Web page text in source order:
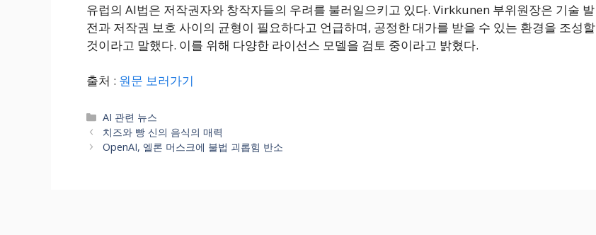
유럽의 AI법은 저작권자와 창작자들의 우려를 불러일으키고 있다. Virkkunen 부위원장은 기술 발
전과 저작권 보호 사이의 균형이 필요하다고 언급하며, 공정한 대가를 받을 수 있는 환경을 조성할
것이라고 말했다. 이를 위해 다양한 라이선스 모델을 검토 중이라고 밝혔다.
출처 : 원문 보러가기
Categories
AI 관련 뉴스
치즈와 빵 신의 음식의 매력
OpenAI, 엘론 머스크에 불법 괴롭힘 반소